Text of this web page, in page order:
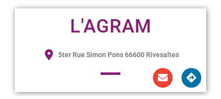
L'AGRAM
5ter Rue Simon Pons 66600 Rivesaltes